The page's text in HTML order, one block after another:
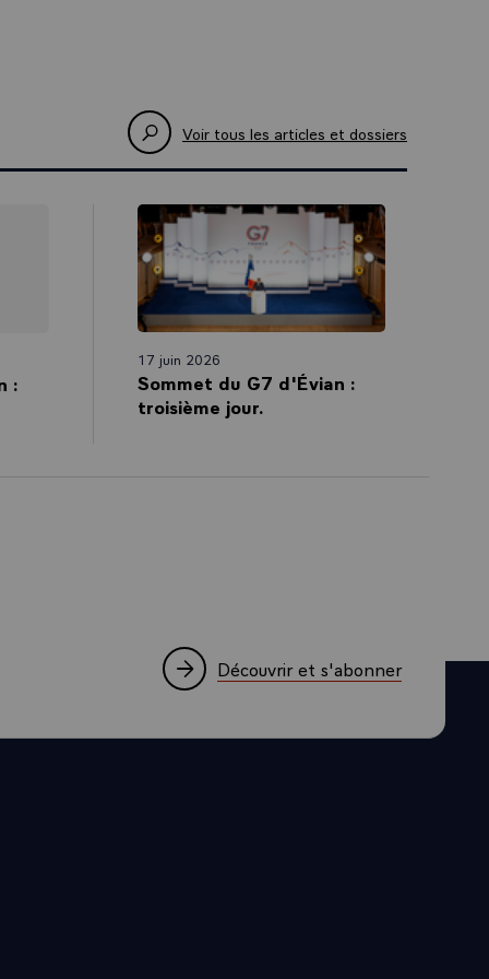
justice
en oeuvre
Voir tous les articles et dossiers
:
17 juin 2026
Sommet du G7 d'Évian :
troisième jour.
Découvrir et s'abonner